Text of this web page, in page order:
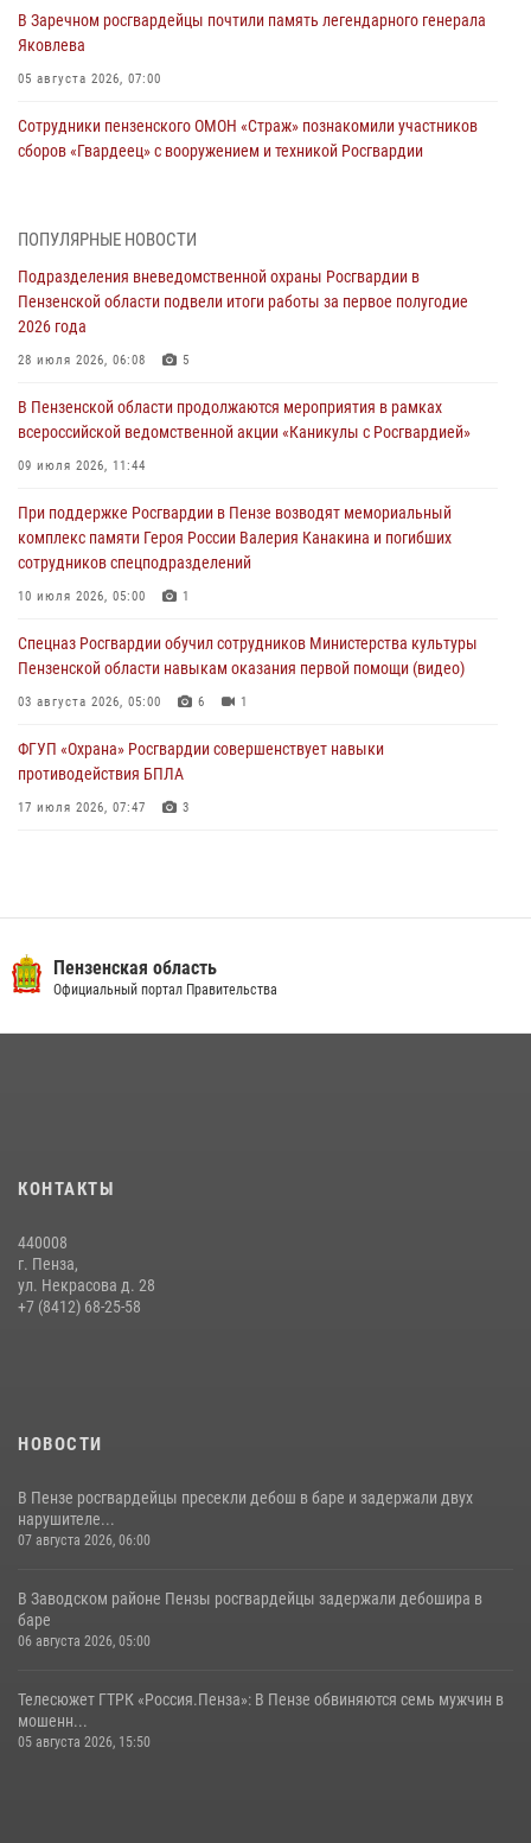
В Заречном росгвардейцы почтили память легендарного генерала
Яковлева
05 августа 2026, 07:00
Сотрудники пензенского ОМОН «Страж» познакомили участников
сборов «Гвардеец» с вооружением и техникой Росгвардии
В Пензе сотрудники Росгвардии оказали помощь
05 августа 2026, 04:00
В Пензе при силовой поддержке Росгвардии пресечена
деятельность ОПГ, маскировавшейся под реабилитационный центр
В Управлении Росгвардии по Пензенской области подвели итоги
04 августа 2026, 06:08
Росгвардия обеспечила безопасность праздничных мероприятий в
День ВДВ в Пензе
ПОПУЛЯРНЫЕ НОВОСТИ
Подразделения вневедомственной охраны Росгвардии в
Пензенской области подвели итоги работы за первое полугодие
2026 года
28 июля 2026, 06:08 5
В Пензенской области продолжаются мероприятия в рамках
всероссийской ведомственной акции «Каникулы с Росгвардией»
09 июля 2026, 11:44
При поддержке Росгвардии в Пензе возводят мемориальный
комплекс памяти Героя России Валерия Канакина и погибших
сотрудников спецподразделений
10 июля 2026, 05:00 1
Спецназ Росгвардии обучил сотрудников Министерства культуры
Пензенской области навыкам оказания первой помощи (видео)
03 августа 2026, 05:00 6 1
ФГУП «Охрана» Росгвардии совершенствует навыки
противодействия БПЛА
17 июля 2026, 07:47 3
Военнослужащие Росгвардии в Заречном приняли участие в
просветительской лекции Общества «Знание»
сборов «Гвардеец» с вооружением и техникой Росгвардии
Начальник Управления Росгвардии по Пензенской области Павел
Пучков посетил 55-й Всероссийский Лермонтовский праздник
Пензенская область
Официальный портал Правительства
КОНТАКТЫ
440008
г. Пенза,
ул. Некрасова д. 28
+7 (8412) 68-25-58
НОВОСТИ
В Пензе росгвардейцы пресекли дебош в баре и задержали двух
нарушителе...
07 августа 2026, 06:00
В Заводском районе Пензы росгвардейцы задержали дебошира в
баре
06 августа 2026, 05:00
Телесюжет ГТРК «Россия.Пенза»: В Пензе обвиняются семь мужчин в
мошенн...
05 августа 2026, 15:50